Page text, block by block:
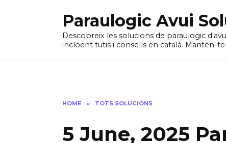
Paraulogic Avui
Descobreix les solucions de paraulogic
incloent tutis i consells en català. Mantén-te
HOME » TOTS SOLUCIONS
5 June, 2025